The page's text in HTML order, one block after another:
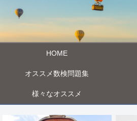
HOME
オススメ数検問題集
様々なオススメ